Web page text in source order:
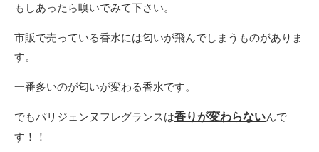
もしあったら嗅いでみて下さい。
市販で売っている香水には匂いが飛んでしまうものがありま
す。
一番多いのが匂いが変わる香水です。
でもパリジェンヌフレグランスは香りが変わらないんで
す！！